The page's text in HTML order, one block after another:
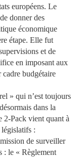
européens. Le
donner des
économique
étape. Elle fut
et de
en imposant aux
cadre budgétaire
» qui n’est toujours
dans la
2-Pack vient quant à
:
de surveiller
: le « Règlement